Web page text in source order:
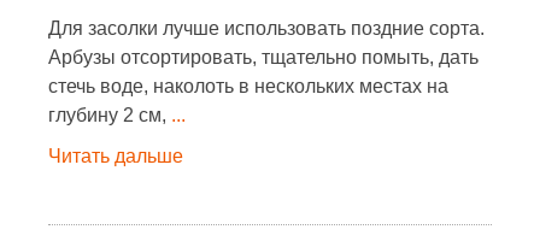
Для засолки лучше использовать поздние сорта.
Арбузы отсортировать, тщательно помыть, дать
стечь воде, наколоть в нескольких местах на
глубину 2 см, ...
Читать дальше